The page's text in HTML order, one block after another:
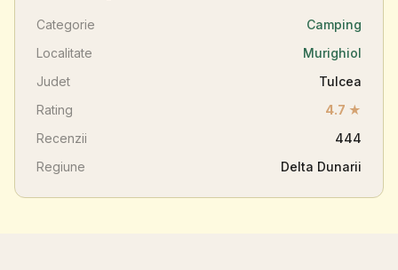
Categorie
Camping
Localitate
Murighiol
Judet
Tulcea
Rating
4.7 ★
Recenzii
444
Regiune
Delta Dunarii